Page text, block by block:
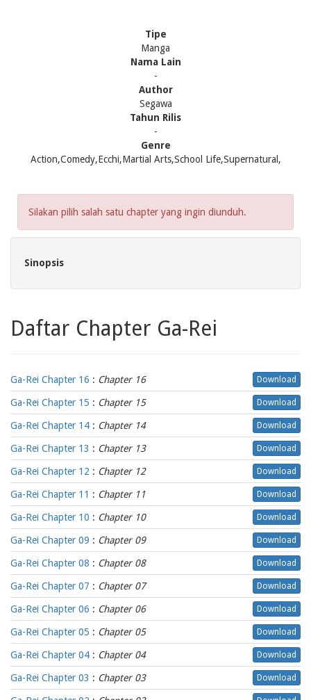
Tipe
Manga
Nama Lain
-
Author
Segawa
Tahun Rilis
-
Genre
Action,Comedy,Ecchi,Martial Arts,School Life,Supernatural,
Silakan pilih salah satu chapter yang ingin diunduh.
Sinopsis
Daftar Chapter Ga-Rei
Ga-Rei Chapter 16 : Chapter 16 Download
Ga-Rei Chapter 15 : Chapter 15 Download
Ga-Rei Chapter 14 : Chapter 14 Download
Ga-Rei Chapter 13 : Chapter 13 Download
Ga-Rei Chapter 12 : Chapter 12 Download
Ga-Rei Chapter 11 : Chapter 11 Download
Ga-Rei Chapter 10 : Chapter 10 Download
Ga-Rei Chapter 09 : Chapter 09 Download
Ga-Rei Chapter 08 : Chapter 08 Download
Ga-Rei Chapter 07 : Chapter 07 Download
Ga-Rei Chapter 06 : Chapter 06 Download
Ga-Rei Chapter 05 : Chapter 05 Download
Ga-Rei Chapter 04 : Chapter 04 Download
Ga-Rei Chapter 03 : Chapter 03 Download